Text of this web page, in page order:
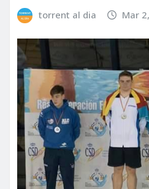
torrent al dia Mar